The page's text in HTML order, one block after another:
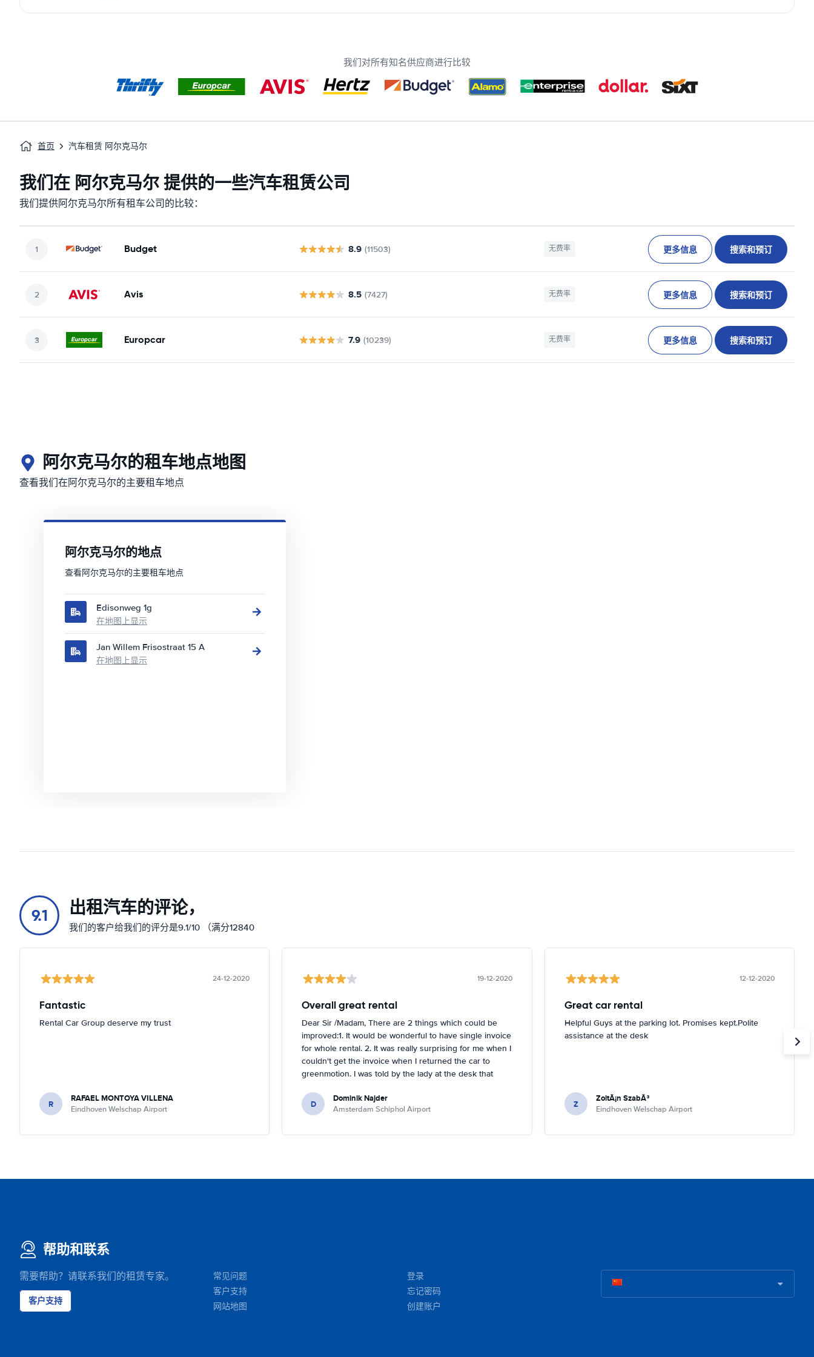
我们对所有知名供应商进行比较
首页 汽车租赁 阿尔克马尔
我们在 阿尔克马尔 提供的一些汽车租赁公司
我们提供阿尔克马尔所有租车公司的比较：
Budget 8.9 (11503) 无费率 更多信息 搜索和预订
Avis 8.5 (7427) 无费率 更多信息 搜索和预订
Europcar 7.9 (10239) 无费率 更多信息 搜索和预订
阿尔克马尔的租车地点地图
查看我们在阿尔克马尔的主要租车地点
阿尔克马尔的地点
查看阿尔克马尔的主要租车地点
Edisonweg 1g
在地图上显示
Jan Willem Frisostraat 15 A
在地图上显示
9.1 出租汽车的评论，
我们的客户给我们的评分是9.1/10 （满分12840
24-12-2020
Fantastic
Rental Car Group deserve my trust
R RAFAEL MONTOYA VILLENA
Eindhoven Welschap Airport
19-12-2020
Overall great rental
Dear Sir /Madam, There are 2 things which could be
improved:1. It would be wonderful to have single invoice
for whole rental. 2. It was really surprising for me when I
couldn't get the invoice when I returned the car to
greenmotion. I was told by the lady at the desk that
after that the invoice will be sent to my email address.
I'm not sure if it's a problem to check the car with flash
with the car overnight on the parking I would be
D Dominik Najder
Amsterdam Schiphol Airport
12-12-2020
Great car rental
Helpful Guys at the parking lot. Promises kept.Polite
assistance at the desk
Z ZoltÃ¡n SzabÃ³
Eindhoven Welschap Airport
帮助和联系
需要帮助？请联系我们的租赁专家。
客户支持
常见问题
客户支持
网站地图
登录
忘记密码
创建账户